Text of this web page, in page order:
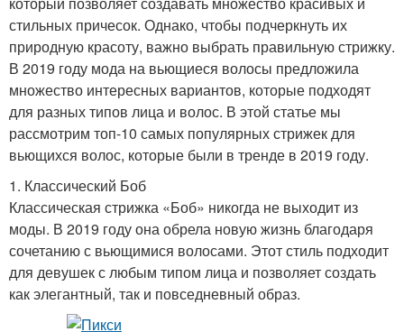
стильных причесок. Однако, чтобы подчеркнуть их
природную красоту, важно выбрать правильную стрижку.
В 2019 году мода на вьющиеся волосы предложила
множество интересных вариантов, которые подходят
для разных типов лица и волос. В этой статье мы
рассмотрим топ-10 самых популярных стрижек для
вьющихся волос, которые были в тренде в 2019 году.
1. Классический Боб
Классическая стрижка «Боб» никогда не выходит из
моды. В 2019 году она обрела новую жизнь благодаря
сочетанию с вьющимися волосами. Этот стиль подходит
для девушек с любым типом лица и позволяет создать
как элегантный, так и повседневный образ.